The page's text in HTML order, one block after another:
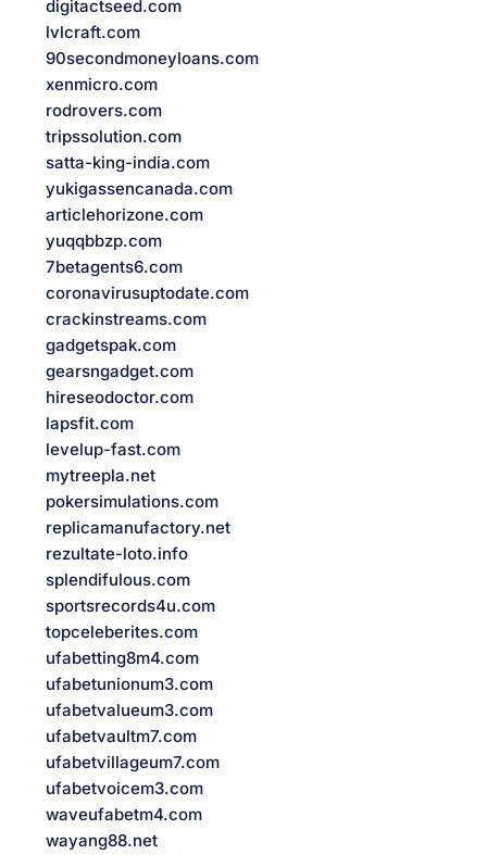
digitactseed.com
lvlcraft.com
90secondmoneyloans.com
xenmicro.com
rodrovers.com
tripssolution.com
satta-king-india.com
yukigassencanada.com
articlehorizone.com
yuqqbbzp.com
7betagents6.com
coronavirusuptodate.com
crackinstreams.com
gadgetspak.com
gearsngadget.com
hireseodoctor.com
lapsfit.com
levelup-fast.com
mytreepla.net
pokersimulations.com
replicamanufactory.net
rezultate-loto.info
splendifulous.com
sportsrecords4u.com
topceleberites.com
ufabetting8m4.com
ufabetunionum3.com
ufabetvalueum3.com
ufabetvaultm7.com
ufabetvillageum7.com
ufabetvoicem3.com
waveufabetm4.com
wayang88.net